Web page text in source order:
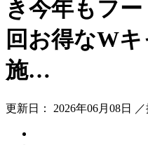
き今年もフ
回お得なW
施…
更新日： 2026年06月08日